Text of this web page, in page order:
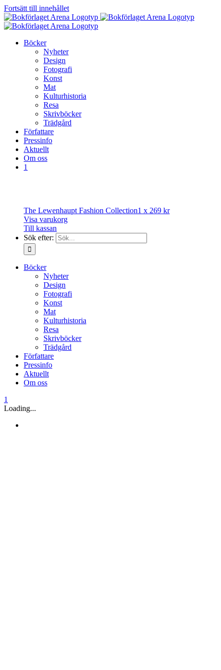
Fortsätt till innehållet
Böcker
Nyheter
Design
Fotografi
Konst
Mat
Kulturhistoria
Resa
Skrivböcker
Trädgård
Författare
Pressinfo
Aktuellt
Om oss
1
The Lewenhaupt Fashion Collection1 x 269 kr
Visa varukorg
Till kassan
Sök efter:
Böcker
Nyheter
Design
Fotografi
Konst
Mat
Kulturhistoria
Resa
Skrivböcker
Trädgård
Författare
Pressinfo
Aktuellt
Om oss
1
Loading...